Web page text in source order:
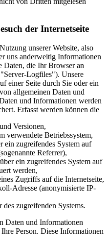
der Internetseite
unserer Website, also
uns anderweitig Informationen
Daten, die Ihr Browser an
Logfiles"). Unsere
einer Seite durch Sie oder ein
allgemeinen Daten und
und Informationen werden
Erfasst werden können die
Versionen,
verwendete Betriebssystem,
ein zugreifendes System auf
Referrer),
ein zugreifendes System auf
werden,
Zugriffs auf die Internetseite,
Adresse (anonymisierte IP-
zugreifenden Systems.
Daten und Informationen
Person. Diese Informationen